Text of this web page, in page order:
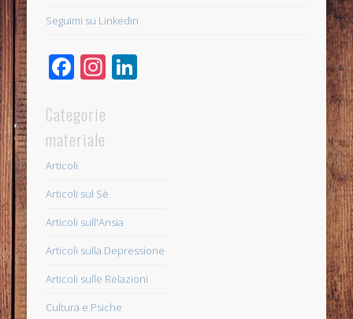
Seguimi su Linkedin
Facebook
Instagram
Categorie
materiale
Articoli
Articoli sul Sè
Articoli sull'Ansia
Articoli sulla Depressione
Articoli sulle Relazioni
Cultura e Psiche